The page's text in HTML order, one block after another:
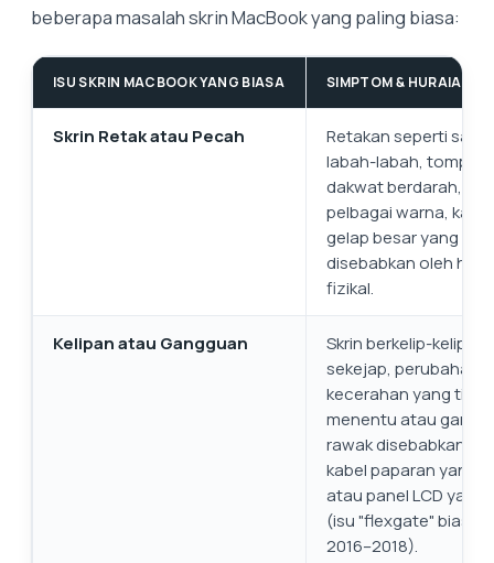
beberapa masalah skrin MacBook yang paling biasa:
ISU SKRIN MACBOOK YANG BIASA SIMPTOM & HURAIAN
Skrin Retak atau Pecah
Retakan seperti
labah-labah,
dakwat berdarah,
pelbagai warna,
gelap besar yang
disebabkan oleh
fizikal.
Kelipan atau Gangguan
Skrin berkelip-kelip
sekejap, perubahan
kecerahan yang tidak
menentu atau
rawak disebabkan
kabel paparan yang
atau panel LCD yang
(isu "flexgate" biasa,
2016–2018).